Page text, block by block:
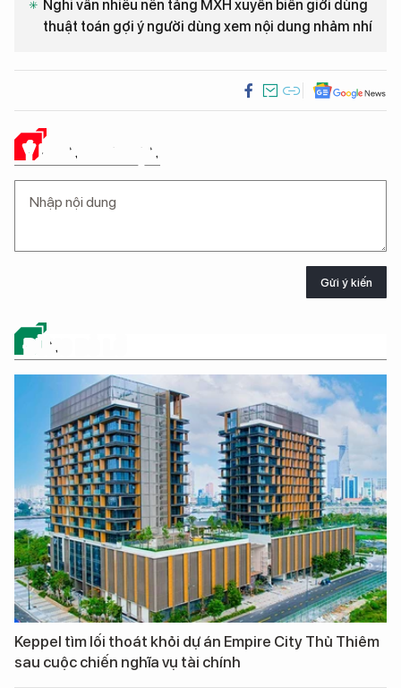
Nghi vấn nhiều nền tảng MXH xuyên biên giới dùng
thuật toán gợi ý người dùng xem nội dung nhảm nhí
Ý KIẾN CỦA BẠN
Gửi ý kiến
ĐỪNG BỎ LỠ
Keppel tìm lối thoát khỏi dự án Empire City Thủ Thiêm
sau cuộc chiến nghĩa vụ tài chính